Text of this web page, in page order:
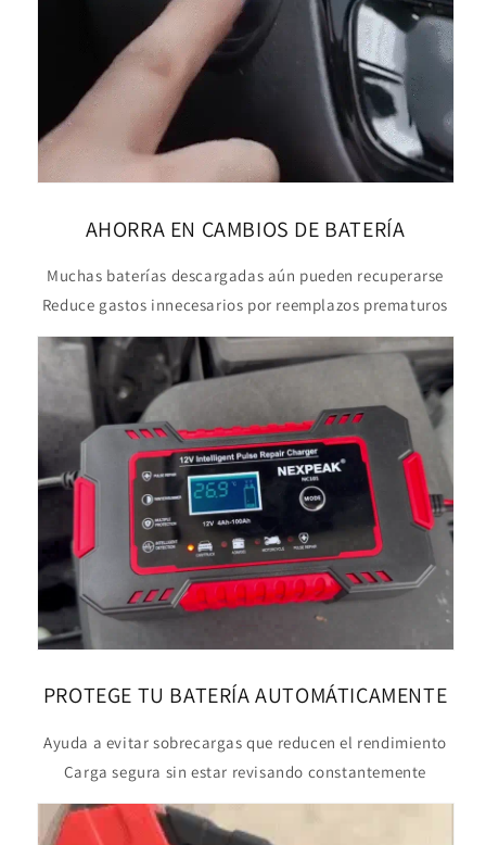
AHORRA EN CAMBIOS DE BATERÍA
Muchas baterías descargadas aún pueden recuperarse
Reduce gastos innecesarios por reemplazos prematuros
PROTEGE TU BATERÍA AUTOMÁTICAMENTE
Ayuda a evitar sobrecargas que reducen el rendimiento
Carga segura sin estar revisando constantemente